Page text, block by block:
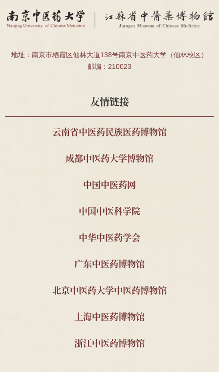
南京中医药大学 夏桂成
教授
夏桂成亲笔手书处
方2帧
2025
南京中医药大学 2011级
针推112班顾珂溢、薛昊
民国肖采英证书2
件、殷受田处方1
件、殷震处方1件
2025
金钱蛭等药材
南京中医药大学 2011级
针推112班顾珂溢、薛昊
顾玉麟内幼科木招
牌
中医古籍15册
南京中医药大学 秦明珠 自撰教材与科研资
教材与宣传资料
针推112班顾珂溢、薛昊 贺牌为1对;近现代
书1件及照片3件;民
国宋公祠药品仿单1
请领中医资格履历
地址：南京市栖霞区仙林大道138号南京中医药大学（仙林校区）
邮编：210023
友情链接
云南省中医药民族医药博物馆
成都中医药大学博物馆
中国中医药网
中国中医科学院
中华中医药学会
广东中医药博物馆
北京中医药大学中医药博物馆
上海中医药博物馆
浙江中医药博物馆